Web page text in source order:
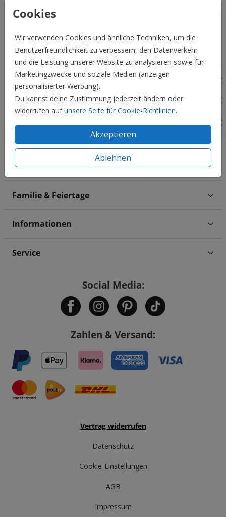
Cookies
Wir verwenden Cookies und ähnliche Techniken, um die
Benutzerfreundlichkeit zu verbessern, den Datenverkehr
und die Leistung unserer Website zu analysieren sowie für
Marketingzwecke und soziale Medien (anzeigen
personalisierter Werbung).
Du kannst deine Zustimmung jederzeit ändern oder
widerrufen aufunsere Seite für Cookie-Richtlinien.
Akzeptieren
Ablehnen
Hochzeit
Familie & Feiertage
Informationen
Service
Social Media:
Zahlen & Versand:
Vertrag widerrufen
Datenschutz
Cookie-Einstellungen
AGB
Impressum